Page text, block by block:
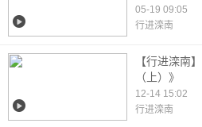
05-19 09:05
行进滦南
【行进滦南
（上）》
12-14 15:02
行进滦南